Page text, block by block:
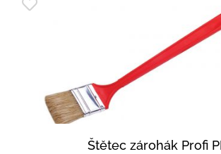
Štětec zárohák Profi